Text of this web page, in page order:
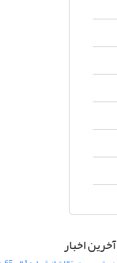
آخرین اخبار